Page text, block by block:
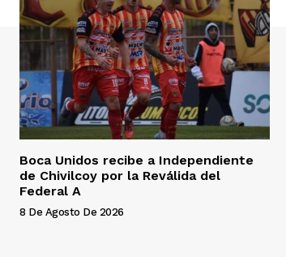
Boca Unidos recibe a Independiente
de Chivilcoy por la Reválida del
Federal A
8 De Agosto De 2026